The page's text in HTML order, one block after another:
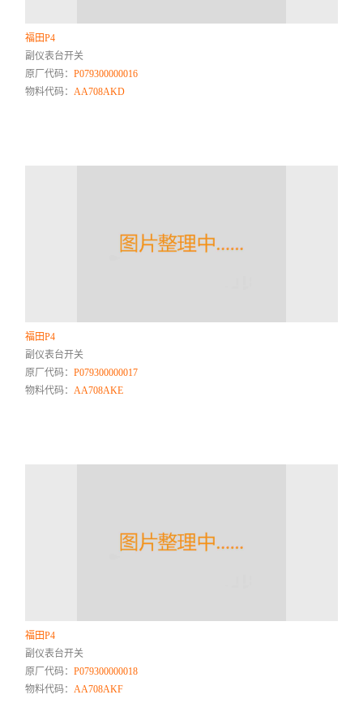
福田P4
副仪表台开关
原厂代码：P079300000016
物料代码：AA708AKD
福田P4
副仪表台开关
原厂代码：P079300000017
物料代码：AA708AKE
福田P4
副仪表台开关
原厂代码：P079300000018
物料代码：AA708AKF